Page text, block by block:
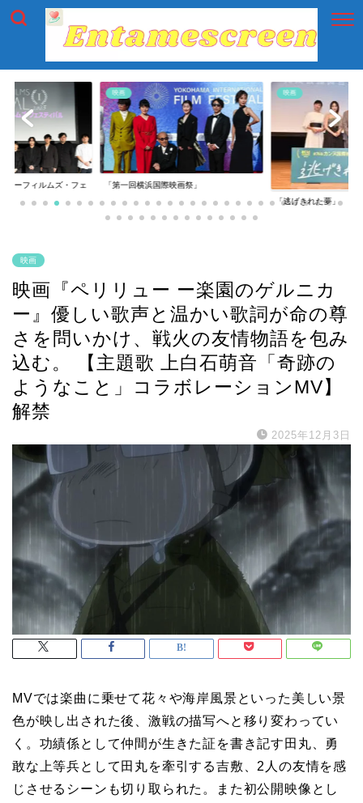
アーフィルムズ・フェ
映画
「第一回横浜国際映画祭」
映画
「逃げきれた夢」
映画
映画『ペリリュー ー楽園のゲルニカ
ー』優しい歌声と温かい歌詞が命の尊
さを問いかけ、戦火の友情物語を包み
込む。 【主題歌 上白石萌音「奇跡の
ようなこと」コラボレーションMV】
解禁
2025年12月3日
MVでは楽曲に乗せて花々や海岸風景といった美しい景
色が映し出された後、激戦の描写へと移り変わってい
く。功績係として仲間が生きた証を書き記す田丸、勇
敢な上等兵として田丸を牽引する吉敷、2人の友情を感
じさせるシーンも切り取られた。また初公開映像とし